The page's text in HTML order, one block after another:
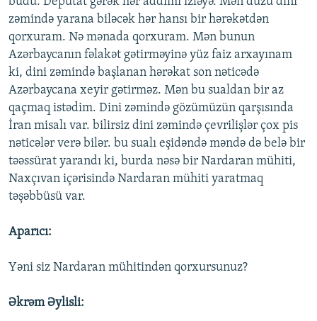
zəmində yarana biləcək hər hansı bir hərəkətdən
qorxuram. Nə mənada qorxuram. Mən bunun
Azərbaycanın fəlakət gətirməyinə yüz faiz arxayınam
ki, dini zəmində başlanan hərəkat son nəticədə
Azərbaycana xeyir gətirməz. Mən bu sualdan bir az
qaçmaq istədim. Dini zəmində gözümüzün qarşısında
İran misalı var. bilirsiz dini zəmində çevrilişlər çox pis
nəticələr verə bilər. bu sualı eşidəndə məndə də belə bir
təəssürat yarandı ki, burda nəsə bir Nardaran mühiti,
Naxçıvan içərisində Nardaran mühiti yaratmaq
təşəbbüsü var.
Aparıcı:
Yəni siz Nardaran mühitindən qorxursunuz?
Əkrəm Əylisli: